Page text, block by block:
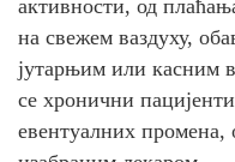
активности, од
на свежем ваздуху,
јутарњим или касним
се хронични
евентуалних промена,